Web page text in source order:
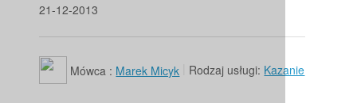
21-12-2013
Mówca : Marek Micyk Rodzaj usługi: Kazanie